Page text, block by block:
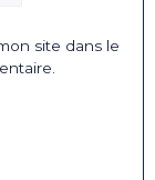
site dans le